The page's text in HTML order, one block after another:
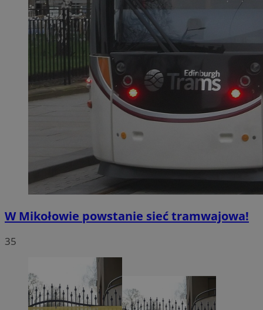
W Mikołowie powstanie sieć tramwajowa!
35